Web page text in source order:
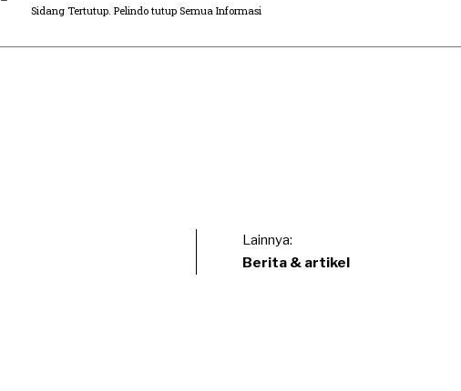
Sidang Tertutup. Pelindo tutup Semua Informasi
Lainnya:
Berita & artikel